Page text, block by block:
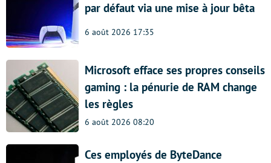
par défaut via une mise à jour bêta
6 août 2026 17:35
Microsoft efface ses propres conseils
gaming : la pénurie de RAM change
les règles
6 août 2026 08:20
Ces employés de ByteDance